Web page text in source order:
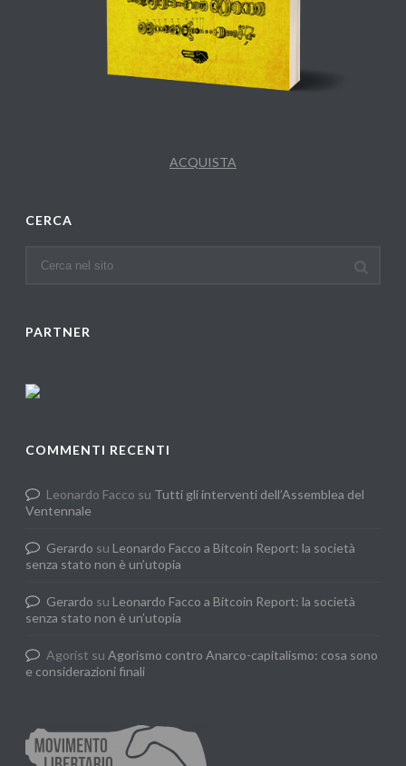
ACQUISTA
CERCA
PARTNER
COMMENTI RECENTI
Leonardo Facco su Tutti gli interventi dell’Assemblea del
Ventennale
Gerardo su Leonardo Facco a Bitcoin Report: la società
senza stato non è un’utopia
Gerardo su Leonardo Facco a Bitcoin Report: la società
senza stato non è un’utopia
Agorist suAgorismo contro Anarco-capitalismo: cosa sono
e considerazioni finali